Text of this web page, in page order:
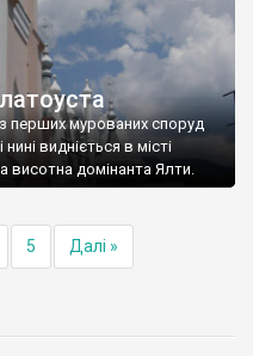
перших мурованих споруд
видніється в місті
висотна домінанта Ялти.
5 Далі »